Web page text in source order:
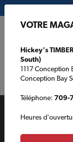
VOTRE
Hickey's
South)
1117 Conception
Conception Bay
Téléphone: 709-
Heures